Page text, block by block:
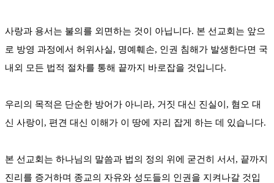
사랑과 용서는 불의를 외면하는 것이 아닙니다. 본 선교회는 앞으
로 방영 과정에서 허위사실, 명예훼손, 인권 침해가 발생한다면 국
내외 모든 법적 절차를 통해 끝까지 바로잡을 것입니다.
우리의 목적은 단순한 방어가 아니라, 거짓 대신 진실이, 혐오 대
신 사랑이, 편견 대신 이해가 이 땅에 자리 잡게 하는 데 있습니다.
본 선교회는 하나님의 말씀과 법의 정의 위에 굳건히 서서, 끝까지
진리를 증거하며 종교의 자유와 성도들의 인권을 지켜나갈 것입